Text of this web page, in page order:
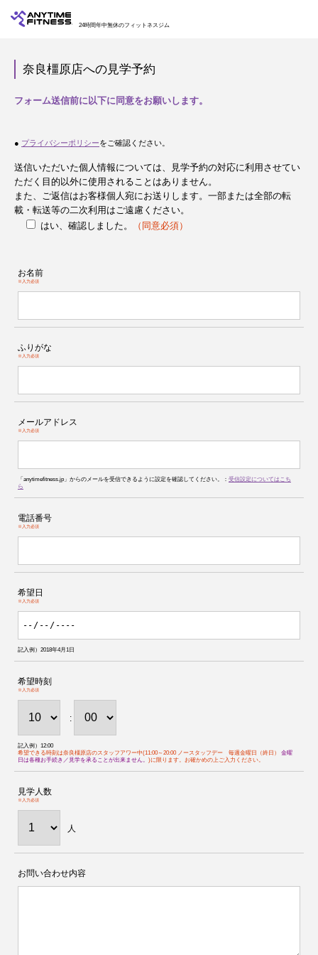
24時間年中無休のフィットネスジム
奈良橿原店への見学予約
フォーム送信前に以下に同意をお願いします。
● プライバシーポリシーをご確認ください。
送信いただいた個人情報については、見学予約の対応に利用させてい
ただく目的以外に使用されることはありません。
また、ご返信はお客様個人宛にお送りします。一部または全部の転
載・転送等の二次利用はご遠慮ください。
はい、確認しました。
（同意必須）
お名前
※入力必須
ふりがな
※入力必須
メールアドレス
※入力必須
「anytimefitness.jp」からのメールを受信できるように設定を確認してください。： 受信設定についてはこち
ら
電話番号
※入力必須
希望日
※入力必須
記入例）2018年4月1日
希望時刻
※入力必須
:
記入例）12:00
希望できる時刻は奈良橿原店のスタッフアワー中(11:00～20:00 ノースタッフデー 毎週金曜日（終日） 金曜
日は各種お手続き／見学を承ることが出来ません。 )に限ります。お確かめの上ご入力ください。
見学人数
※入力必須
人
お問い合わせ内容